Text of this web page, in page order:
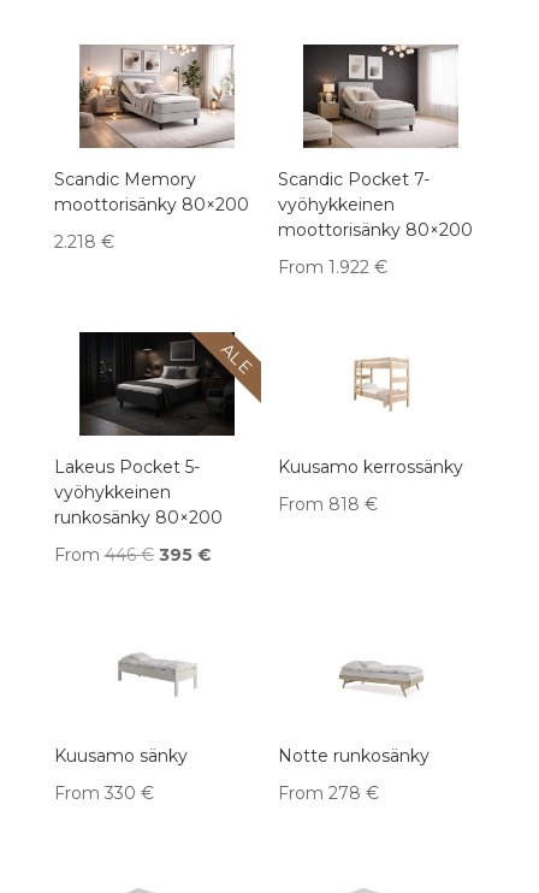
Scandic Memory
moottorisänky 80×200
2.218 €
Scandic Pocket 7-
vyöhykkeinen
moottorisänky 80×200
From 1.922€
ALE
Lakeus Pocket 5-
vyöhykkeinen
runkosänky 80×200
From
Alkuperäinen
395 €Nykyinen
Kuusamo kerrossänky
From 818€
Kuusamo sänky
From 330 €
Notte runkosänky
From 278€